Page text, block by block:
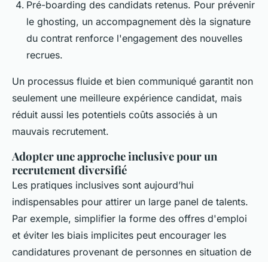
Pré-boarding des candidats retenus. Pour prévenir
le ghosting, un accompagnement dès la signature
du contrat renforce l'engagement des nouvelles
recrues.
Un processus fluide et bien communiqué garantit non
seulement une meilleure expérience candidat, mais
réduit aussi les potentiels coûts associés à un
mauvais recrutement.
Adopter une approche inclusive pour un
recrutement diversifié
Les pratiques inclusives sont aujourd’hui
indispensables pour attirer un large panel de talents.
Par exemple, simplifier la forme des offres d'emploi
et éviter les biais implicites peut encourager les
candidatures provenant de personnes en situation de